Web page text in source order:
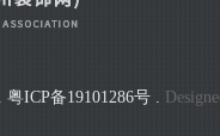
粤ICP备19101286号